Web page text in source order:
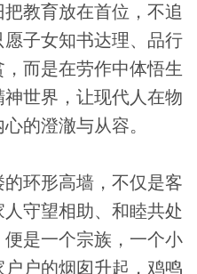
教育放在首位，不追
子女知书达理、品行
而是在劳作中体悟生
世界，让现代人在物
的澄澈与从容。
环形高墙，不仅是客
守望相助、和睦共处
是一个宗族，一个小
户的烟囱升起，鸡鸣